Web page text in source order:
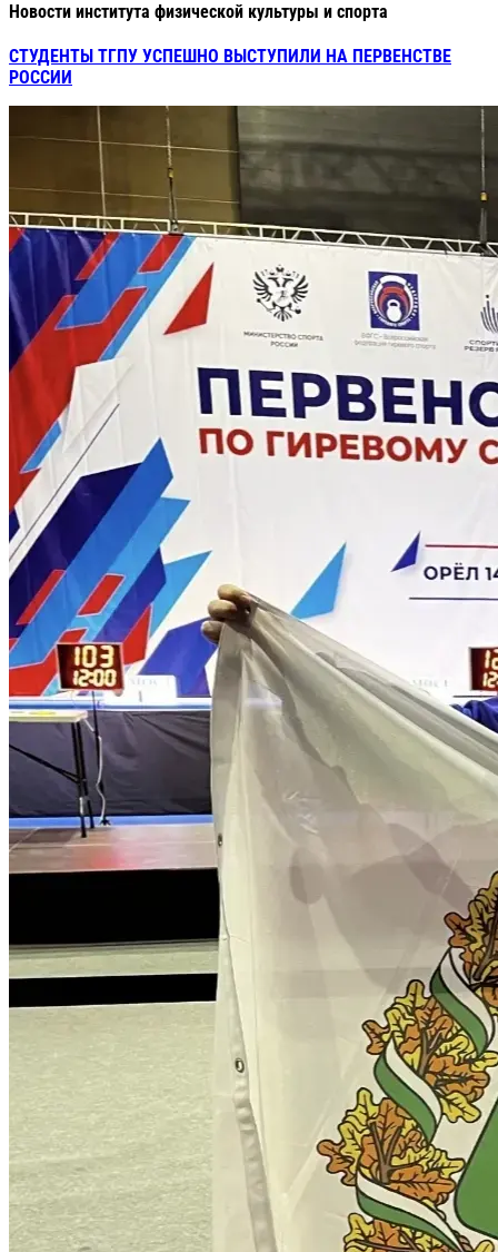
Новости института физической культуры и спорта
СТУДЕНТЫ ТГПУ УСПЕШНО ВЫСТУПИЛИ НА ПЕРВЕНСТВЕ
РОССИИ